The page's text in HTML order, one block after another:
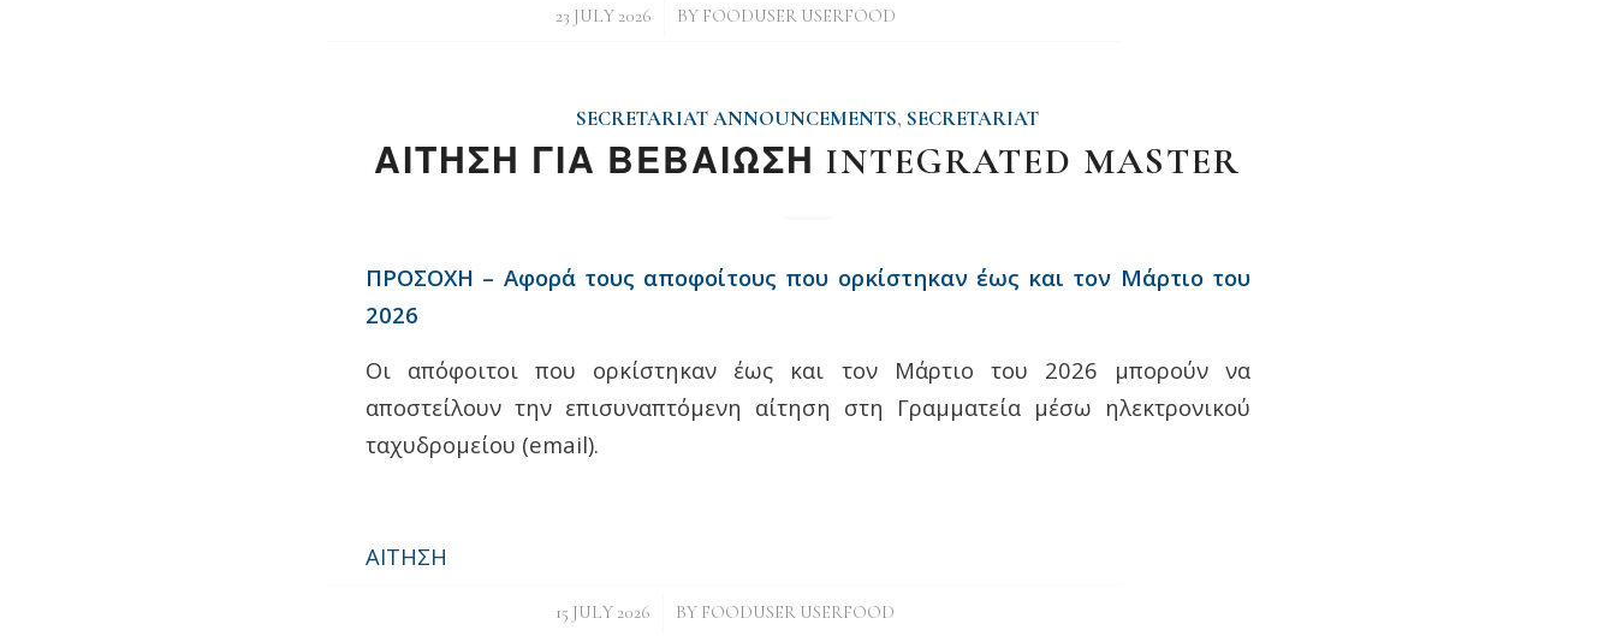
23 JULY 2026
/ BY FOODUSER USERFOOD
SECRETARIAT ANNOUNCEMENTS, SECRETARIAT
ΑΙΤΗΣΗ ΓΙΑ ΒΕΒΑΙΩΣΗ INTEGRATED MASTER
ΠΡΟΣΟΧΗ – Αφορά τους αποφοίτους που ορκίστηκαν έως και τον Μάρτιο του
2026
Οι απόφοιτοι που ορκίστηκαν έως και τον Μάρτιο του 2026 μπορούν να
αποστείλουν την επισυναπτόμενη αίτηση στη Γραμματεία μέσω ηλεκτρονικού
ταχυδρομείου (email).
ΑΙΤΗΣΗ
15 JULY 2026
/ BY FOODUSER USERFOOD